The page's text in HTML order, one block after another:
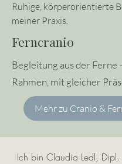
Ruhige, körperorientierte
meiner Praxis.
Ferncranio
Begleitung aus der Ferne
Rahmen, mit gleicher
Mehr zu Cranio &
Ich bin Claudia Ledl, Dipl.